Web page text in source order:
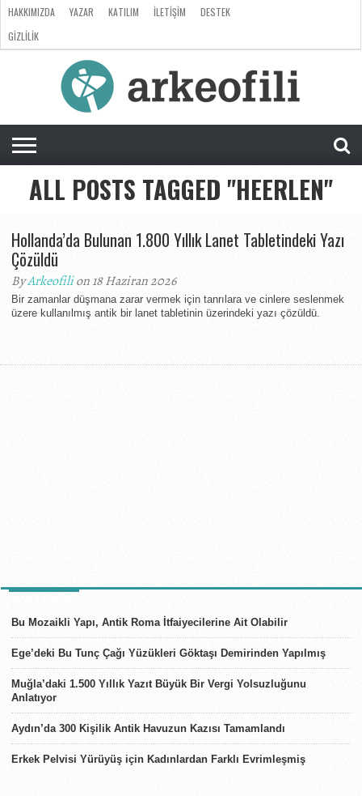
ARKEOLOJI
ANTROPOLOJI
PALEONTOLOJI
EVRIM
DOSYA
CEVAP
RÖPORTAJ
HAKKIMIZDA YAZAR KATILIM İLETIŞIM
DESTEK
GIZLILIK
ALL POSTS TAGGED "HEERLEN"
Hollanda’da Bulunan 1.800 Yıllık Lanet Tabletindeki Yazı
Çözüldü
ByArkeofilion 18 Haziran 2026
Bir zamanlar düşmana zarar vermek için tanrılara ve cinlere seslenmek
üzere kullanılmış antik bir lanet tabletinin üzerindeki yazı çözüldü.
Bu Mozaikli Yapı, Antik Roma İtfaiyecilerine Ait Olabilir
Ege’deki Bu Tunç Çağı Yüzükleri Göktaşı Demirinden Yapılmış
Muğla’daki 1.500 Yıllık Yazıt Büyük Bir Vergi Yolsuzluğunu
Anlatıyor
Aydın’da 300 Kişilik Antik Havuzun Kazısı Tamamlandı
Erkek Pelvisi Yürüyüş için Kadınlardan Farklı Evrimleşmiş